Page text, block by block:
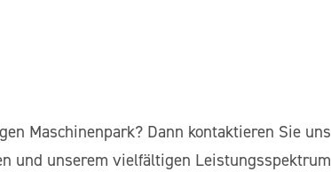
Maschinenpark? Dann kontaktieren Sie uns
und unserem vielfältigen Leistungsspektrum